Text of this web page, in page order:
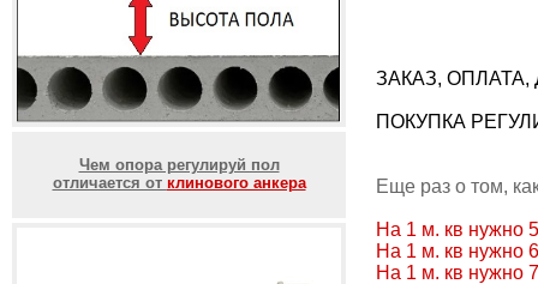
Чем опора регулируй пол
отличается от клинового анкера
ЗАКАЗ,
ПОКУПКА
Еще раз о том,
На 1 м. кв нужно
На 1 м. кв нужно
На 1 м. кв нужно